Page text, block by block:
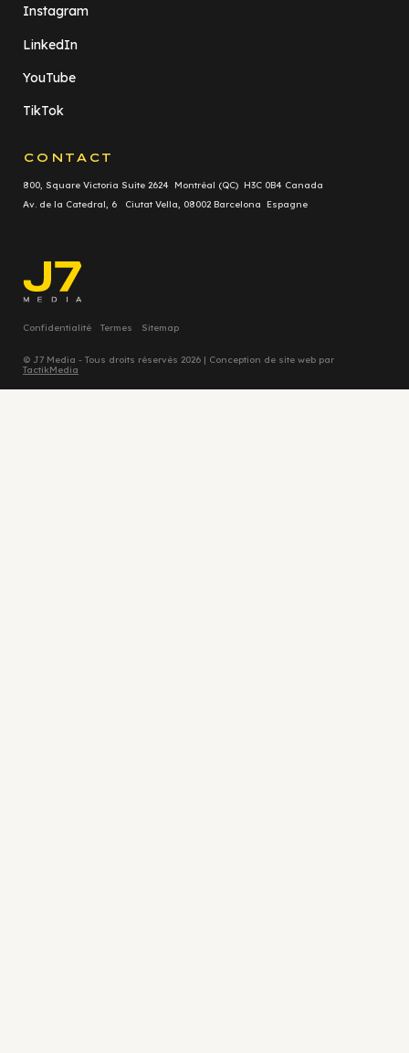
Instagram
LinkedIn
YouTube
TikTok
CONTACT
800, Square Victoria Suite 2624 Montréal (QC) H3C 0B4 Canada
Av. de la Catedral, 6 Ciutat Vella, 08002 Barcelona Espagne
Confidentialité Termes Sitemap
© J7 Media - Tous droits réservés 2026 | Conception de site web par
TactikMedia